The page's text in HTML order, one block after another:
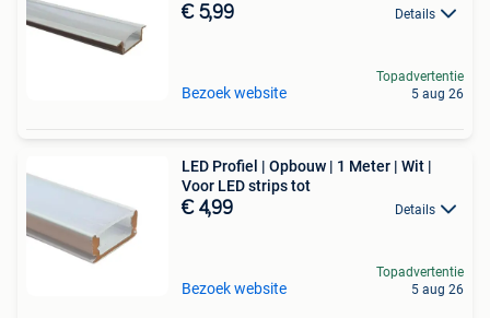
€ 5,99 Details
Bezoek website
Topadvertentie
5 aug 26
LED Profiel | Opbouw | 1 Meter | Wit |
Voor LED strips tot
€ 4,99 Details
Bezoek website
Topadvertentie
5 aug 26